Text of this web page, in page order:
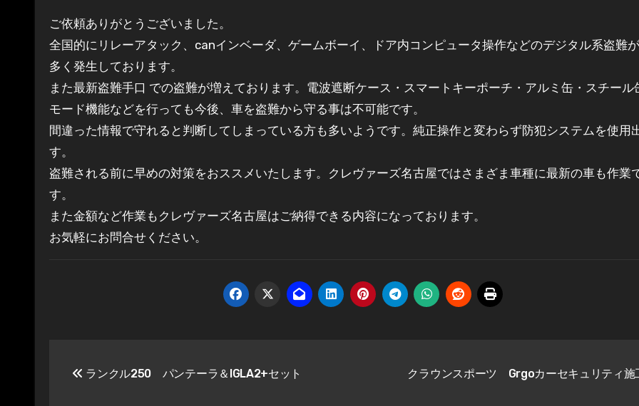
ご依頼ありがとうございました。
全国的にリレーアタック、canインベーダ、ゲームボーイ、ドア内コンピュータ操作などのデジタル系盗難
多く発生しております。
また最新盗難手口 での盗難が増えております。電波遮断ケース・スマートキーポーチ・アルミ缶・スチール
モード機能などを行っても今後、車を盗難から守る事は不可能です。
間違った情報で守れると判断してしまっている方も多いようです。純正操作と変わらず防犯システムを使用
す。
盗難される前に早めの対策をおススメいたします。クレヴァーズ名古屋ではさまざま車種に最新の車も作業
す。
また金額など作業もクレヴァーズ名古屋はご納得できる内容になっております。
お気軽にお問合せください。
ランクル250 パンテーラ＆IGLA2+セット クラウンスポーツ Grgoカーセキュリティ